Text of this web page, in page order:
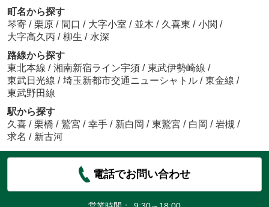
町名から探す
琴寄 / 栗原 / 間口 / 大字小室 / 並木 / 久喜東 / 小関 /
大字高久丙 / 柳生 / 水深
路線から探す
東北本線 / 湘南新宿ライン宇須 / 東武伊勢崎線 /
東武日光線 / 埼玉新都市交通ニューシャトル / 東金線 /
東武野田線
駅から探す
久喜 / 栗橋 / 鷲宮 / 幸手 / 新白岡 / 東鷲宮 / 白岡 / 岩槻 /
求名 / 新古河
電話でお問い合わせ